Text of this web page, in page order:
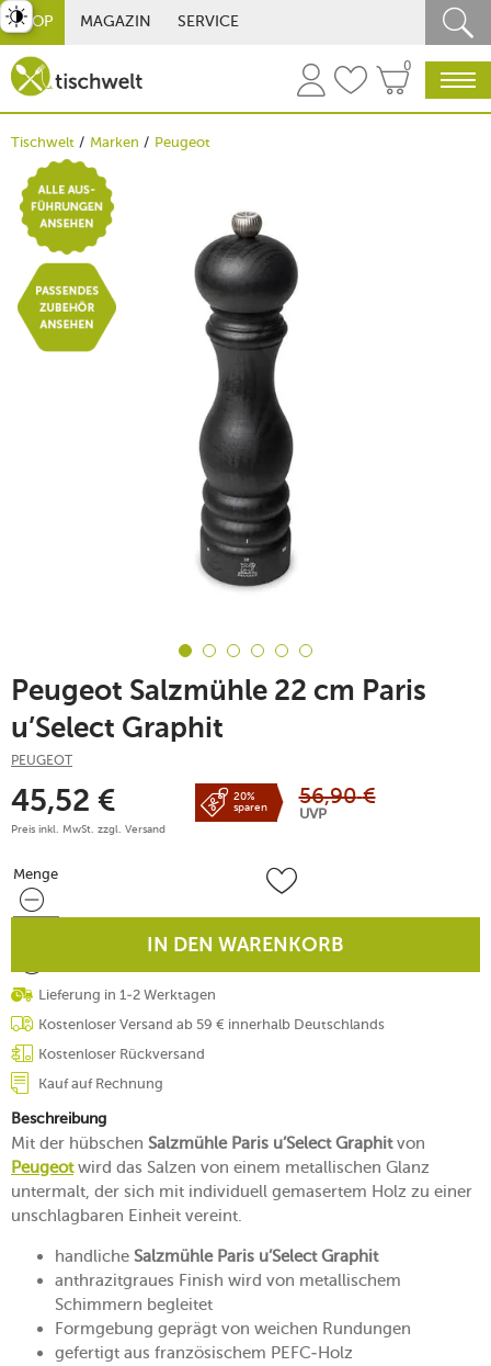
SHOP MAGAZIN SERVICE
0
Tischwelt Marken Peugeot
Peugeot Salzmühle 22 cm Paris
u’Select Graphit
PEUGEOT
45,52 €
Preis inkl. MwSt. zzgl. Versand
20%
sparen
56,90 €
UVP
Menge
Menge
IN DEN WARENKORB
Lieferung in 1-2 Werktagen
Kostenloser Versand ab 59 € innerhalb Deutschlands
Kostenloser Rückversand
Kauf auf Rechnung
Beschreibung
Mit der hübschen Salzmühle Paris u’Select Graphitvon
Peugeotwird das Salzen von einem metallischen Glanz
untermalt, der sich mit individuell gemasertem Holz zu einer
unschlagbaren Einheit vereint.
handliche Salzmühle Paris u’Select Graphit
anthrazitgraues Finish wird von metallischem
Schimmern begleitet
Formgebung geprägt von weichen Rundungen
gefertigt aus französischem PEFC-Holz
umschalten